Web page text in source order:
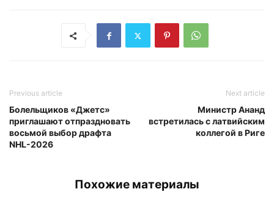
Previous article
Болельщиков «Джетс»
приглашают отпраздновать
восьмой выбор драфта
NHL-2026
Next article
Министр Ананд
встретилась с латвийским
коллегой в Риге
Похожие материалы